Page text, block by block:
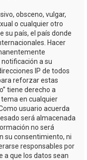
obsceno, vulgar,
o cualquier otro
su país, el país donde
Hacer
a su
IP de todos
reforzar estas
tiene derecho a
en cualquier
usuario acuerda
será almacenada
no será
su consentimiento, ni
responsables por
a que los datos sean